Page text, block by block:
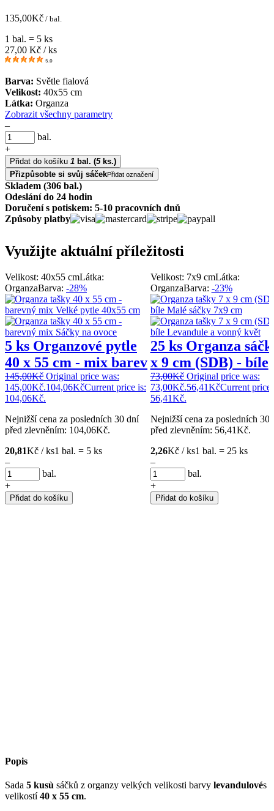
135,00Kč / bal.
1 bal. = 5 ks
27,00 Kč / ks
5.0
Barva: Světle fialová
Velikost: 40x55 cm
Látka: Organza
Zobrazit všechny parametry
–
bal.
+
Přidat do košíku 1 bal. (5ks.)
Přizpůsobte si svůj sáčekPřidat označení
Skladem (306 bal.)
Odeslání do 24 hodin
Doručení s potiskem: 5-10 pracovních dnů
Způsoby platby
Využijte aktuální příležitosti
Velikost: 40x55 cmLátka:
OrganzaBarva: -28%
5 ks Organzové pytle
40 x 55 cm - mix barev
145,00Kč Original price was:
145,00Kč.104,06KčCurrent price is:
104,06Kč.
Nejnižší cena za posledních 30 dní
před zlevněním: 104,06Kč.
20,81Kč / ks1 bal. = 5 ks
–
bal.
+
Přidat do košíku
Velikost: 7x9 cmLátka:
OrganzaBarva: -23%
25 ks Organza
x 9 cm (SDB) - bíle
73,00Kč Original price was:
73,00Kč.56,41KčCurrent price
56,41Kč.
Nejnižší cena za posledních 30
před zlevněním: 56,41Kč.
2,26Kč / ks1 bal. = 25 ks
–
bal.
+
Přidat do košíku
Popis
Sada 5 kusù sáčků z organzy velkých velikosti barvy levandulovés
velikostí40 x 55 cm.